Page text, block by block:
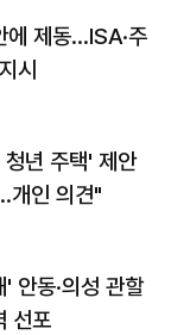
에 제동…ISA·주
시
년 주택' 제안
개인 의견"
안동·의성 관할
선포